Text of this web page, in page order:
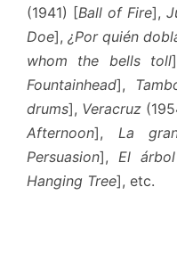
(1941) [Ball of Fire],
Doe], ¿Por quién
whom the bells toll
Fountainhead],
drums], Veracruz
Afternoon], La
Persuasion], El
Hanging Tree], etc.